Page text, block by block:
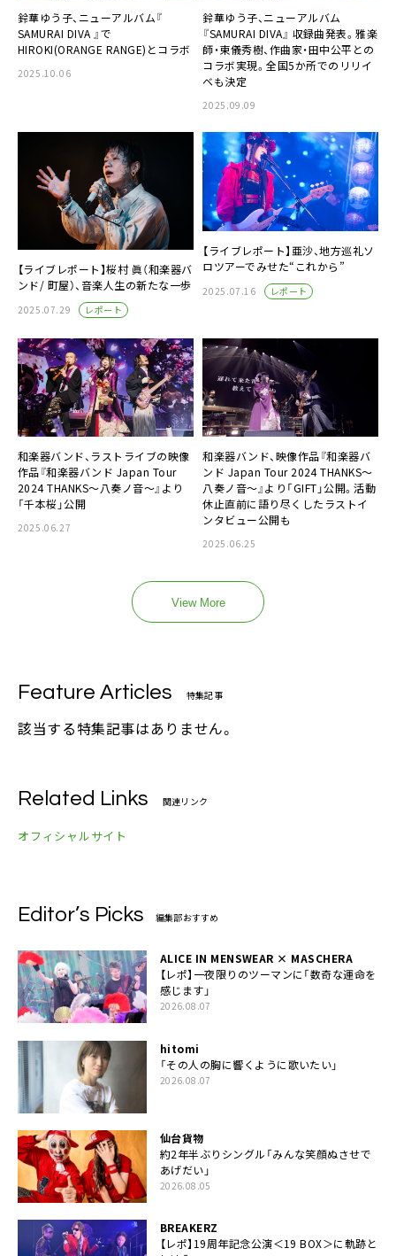
鈴華ゆう子、ニューアルバム『
SAMURAI DIVA 』で
HIROKI(ORANGE RANGE)とコラボ
2025.10.06
鈴華ゆう子、ニューアルバム
『SAMURAI DIVA』 収録曲発表。雅楽
師・東儀秀樹、作曲家・田中公平との
コラボ実現。全国5か所でのリリイ
ベも決定
2025.09.09
【ライブレポート】桜村 眞（和楽器バ
ンド/ 町屋）、音楽人生の新たな一歩
2025.07.29 レポート
【ライブレポート】亜沙、地方巡礼ソ
ロツアーでみせた“これから”
2025.07.16 レポート
和楽器バンド、ラストライブの映像
作品『和楽器バンド Japan Tour
2024 THANKS〜八奏ノ音〜』より
「千本桜」公開
2025.06.27
和楽器バンド、映像作品『和楽器バ
ンド Japan Tour 2024 THANKS〜
八奏ノ音〜』より「GIFT」公開。活動
休止直前に語り尽くしたラストイ
ンタビュー公開も
2025.06.25
View More
Feature Articles 特集記事
該当する特集記事はありません。
Related Links 関連リンク
オフィシャルサイト
Editor’s Picks 編集部おすすめ
ALICE IN MENSWEAR × MASCHERA
【レポ】一夜限りのツーマンに「数奇な運命を
感じます」
2026.08.07
hitomi
「その人の胸に響くように歌いたい」
2026.08.07
仙台貨物
約2年半ぶりシングル「みんな笑顔ぬさせで
あげだい」
2026.08.05
BREAKERZ
【レポ】19周年記念公演＜19 BOX＞に軌跡と